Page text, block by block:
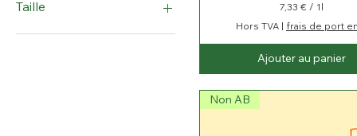
20L
Taille
F: poudre
7,33 € / 1l
,
3
3
Hors TVA | frais de port
Ajouter au panier
Non AB